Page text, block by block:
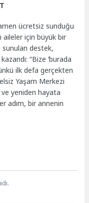
ücretsiz sunduğu
aileler için büyük bir
destek,
“Bize ‘burada
ilk defa gerçekten
Yaşam Merkezi
yeniden hayata
adım, bir annenin